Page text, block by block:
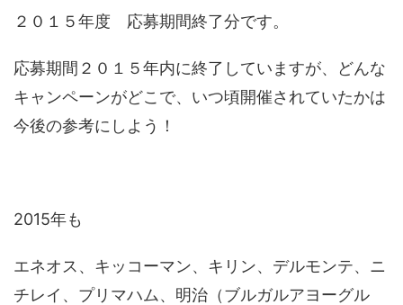
２０１５年度 応募期間終了分です。
応募期間２０１５年内に終了していますが、どんな
キャンペーンがどこで、いつ頃開催されていたかは
今後の参考にしよう！
2015年も
エネオス、キッコーマン、キリン、デルモンテ、ニ
チレイ、プリマハム、明治（ブルガルアヨーグル